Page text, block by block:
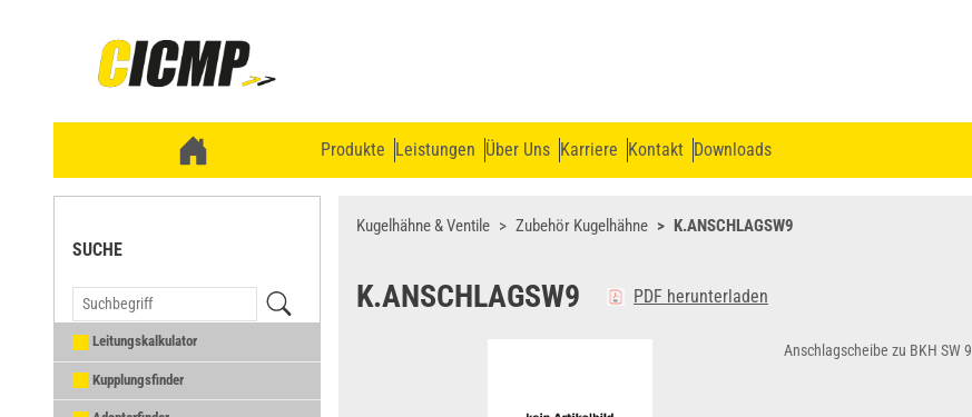
Produkte Leistungen Über Uns Karriere Kontakt Downloads
SUCHE
Leitungskalkulator
Kupplungsfinder
Kugelhähne & Ventile Zubehör Kugelhähne K.ANSCHLAGSW9
K.ANSCHLAGSW9 PDF herunterladen
Anschlagscheibe zu BKH SW 9